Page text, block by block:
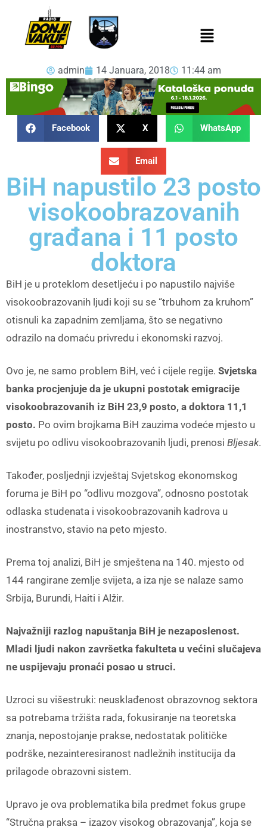
admin 14 Januara, 2018 11:44 am
Facebook X WhatsApp
Email
BiH napustilo 23 posto
visokoobrazovanih
građana i 11 posto
doktora
BiH je u proteklom desetljeću i po napustilo najviše
visokoobrazovanih ljudi koji su se “trbuhom za kruhom”
otisnuli ka zapadnim zemljama, što se negativno
odrazilo na domaću privredu i ekonomski razvoj.
Ovo je, ne samo problem BiH, već i cijele regije. Svjetska
banka procjenjuje da je ukupni postotak emigracije
visokoobrazovanih iz BiH 23,9 posto, a doktora 11,1
posto. Po ovim brojkama BiH zauzima vodeće mjesto u
svijetu po odlivu visokoobrazovanih ljudi, prenosi Bljesak.
Također, posljednji izvještaj Svjetskog ekonomskog
foruma je BiH po “odlivu mozgova”, odnosno postotak
odlaska studenata i visokoobrazovanih kadrova u
inostranstvo, stavio na peto mjesto.
Prema toj analizi, BiH je smještena na 140. mjesto od
144 rangirane zemlje svijeta, a iza nje se nalaze samo
Srbija, Burundi, Haiti i Alžir.
Najvažniji razlog napuštanja BiH je nezaposlenost.
Mladi ljudi nakon završetka fakulteta u većini slučajeva
ne uspijevaju pronaći posao u struci.
Uzroci su višestruki: neusklađenost obrazovnog sektora
sa potrebama tržišta rada, fokusiranje na teoretska
znanja, nepostojanje prakse, nedostatak političke
podrške, nezainteresiranost nadležnih institucija da
prilagode obrazovni sistem.
Upravo je ova problematika bila predmet fokus grupe
“Stručna praksa – izazov visokog obrazovanja”, koja se